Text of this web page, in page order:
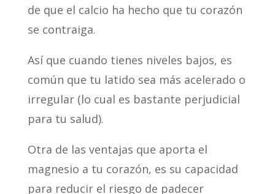
de que el calcio ha hecho que tu corazón
se contraiga.
Así que cuando tienes niveles bajos, es
común que tu latido sea más acelerado o
irregular (lo cual es bastante perjudicial
para tu salud).
Otra de las ventajas que aporta el
magnesio a tu corazón, es su capacidad
para reducir el riesgo de padecer